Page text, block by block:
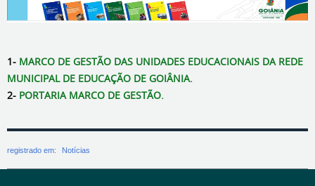
1- MARCO DE GESTÃO DAS UNIDADES EDUCACIONAIS DA REDE
MUNICIPAL DE EDUCAÇÃO DE GOIÂNIA.
2- PORTARIA MARCO DE GESTÃO.
registrado em: Notícias